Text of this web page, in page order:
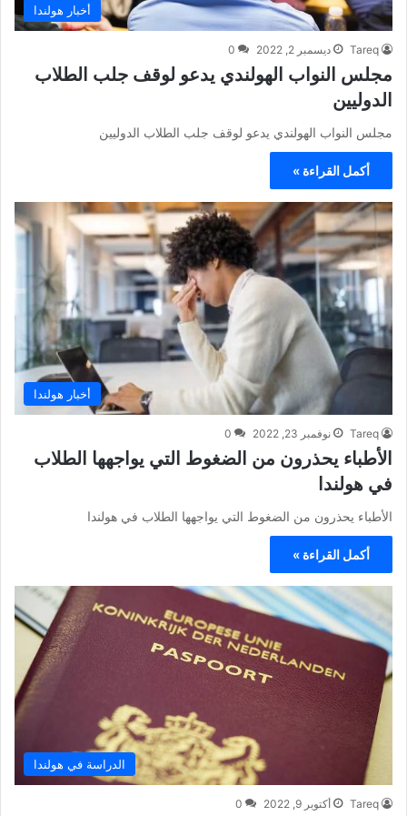
أخبار هولندا
Tareq ديسمبر 2, 2022 0
مجلس النواب الهولندي يدعو لوقف جلب الطلاب
الدوليين
مجلس النواب الهولندي يدعو لوقف جلب الطلاب الدوليين
أكمل القراءة »
أخبار هولندا
Tareq نوفمبر 23, 2022 0
الأطباء يحذرون من الضغوط التي يواجهها الطلاب
في هولندا
الأطباء يحذرون من الضغوط التي يواجهها الطلاب في هولندا
أكمل القراءة »
الدراسة في هولندا
Tareq أكتوبر 9, 2022 0